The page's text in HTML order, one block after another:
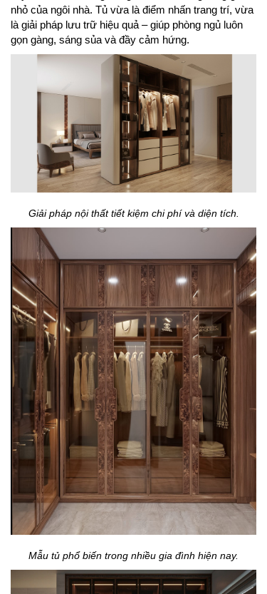
nhỏ của ngôi nhà. Tủ vừa là điểm nhấn trang trí, vừa
là giải pháp lưu trữ hiệu quả – giúp phòng ngủ luôn
gọn gàng, sáng sủa và đầy cảm hứng.
Giải pháp nội thất tiết kiệm chi phí và diện tích.
Mẫu tủ phổ biến trong nhiều gia đình hiện nay.